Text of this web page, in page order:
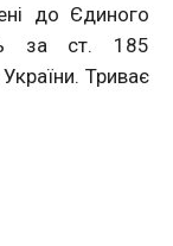
до Єдиного
за ст. 185
Триває